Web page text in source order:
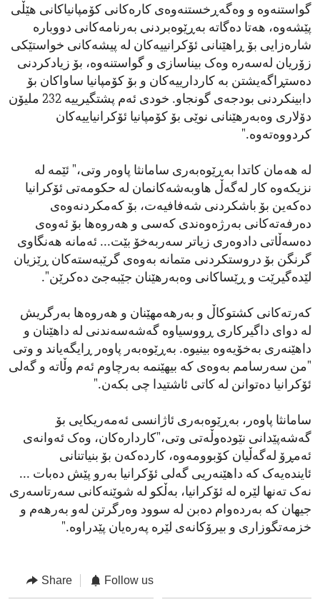
گواستنەوە و وەگەڕخستنەوەی کارەکانی کۆمپانیاکانی هێڵی
پێشەوە، هەتا دەگاتە بەڕێوەبردنی بەرنامەکانی دووبارە
شارەزایی بۆ ڕاهێنانی ئۆکرانییەکان لە پیشەکانی خواستێکی
زۆریان لەسەرە وەک بیناسازی و گواستنەوە، بۆ زیادکردنی
دەستڕاگەیشتن بە کاردارییەکان و بۆ کۆمپانیا ساواکان بۆ
دابینکردنی بودجەی گونجاو. خودی ئەم پشتگیرییە 232 ملیۆن
دۆلاری وەبەرهێنانی نوێی بۆ کۆمپانیا ئۆکرانیاییەکان
کردووەتەوە."
لە هەمان کاتدا بەڕێوەبەری سامانثا پاوەر وتی،" ئێمە لە
نزیکەوە کار لەگەڵ هاوبەشەکانمان لە حکومەتی ئۆکرانیا
دەکەین بۆ باشکردنی شەفافیەت، بۆ کەمکردنەوەی
دەرفەتەکانی بەرژەوەندی کەسی و هەروەها بۆ ئەوەی
دەسەڵاتی دادوەری زیاتر سەربەخۆ بێت... ئەمانە هەنگاوی
گرنگن بۆ دروستکردنی متمانە بەوەی گرێبەستەکان ڕێزیان
لێدەگیرێت و ڕێساکانی وەبەرهێنان جێبەجێ دەکرێن".
کەرتەکانی کشتوکاڵ و بەرهەمهێنان و هەروەها بەرگریش
لە دوای داگیرکاری ڕووسیاوە گەشەسەندنی لە داهێنان و
داهێنەری بەخۆیەوە بینیوە. بەڕێوەبەر پاوەر ڕایگەیاند و وتی
"من سەرسامم بەوەی کە بیهێنمە بەرچاوم ئەم وڵاتە و گەلی
ئۆکرانیا دەتوانن لە کاتی ئاشتیدا چی بکەن."
سامانثا پاوەر، بەڕێوەبەری ئاژانسی ئەمەریکایی بۆ
گەشەپێدانی نێودەوڵەتی وتی،"کاردارەکان، وەک ئەوانەی
ئەمڕۆ لەگەڵیان کۆبوومەوە، کاردەکەن بۆ بنیاتنانی
ئایندەیەک کە داهێنەریی گەلی ئۆکرانیا بەرو پێش دەبات ...
نەک تەنها لێرە لە ئۆکرانیا، بەڵکو لە شوێنەکانی سەرتاسەری
جیهان کە بەردەوام دەبن لە سوود وەرگرتن لەو بەرهەم و
خزمەتگوزاری و بیرۆکانەی لێرە پەرەیان پێدراوە."
Share Follow us